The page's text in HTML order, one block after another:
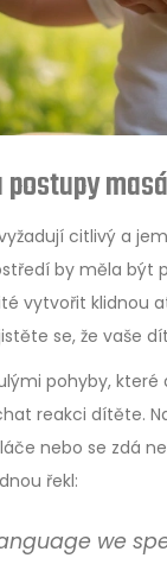
citlivý a
by měla být
vytvořit
se, že vaše
pohyby,
reakci dítěte.
nebo se zdá
řekl:
we